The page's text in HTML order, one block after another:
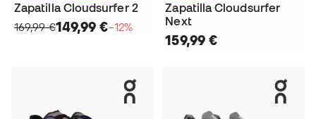
Zapatilla Cloudsurfer 2
169,99 €149,99 €−12%
Zapatilla Cloudsurfer
Next
159,99 €